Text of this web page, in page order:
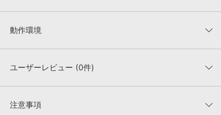
分まで本物の歌手のように歌わせることができます。
また、標準的なデバイスにも最適化されており、動作のために特別な
Pro」では、直感的で柔軟なユーザーインターフェースにより、快適
チ編集機能の最適化を実現し、スムーズでより高速な編集が可能で
す。
の統合)
ト」が実装されました。
歌声のピッチや声色の特徴をボタン一つでリテイクすることができま
動作環境
macOS
ユーザーレビュー (0件)
★★★★★
注意事項